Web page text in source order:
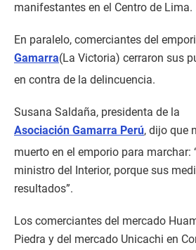
manifestantes en el Centro de Lima.
En paralelo, comerciantes del
Gamarra(La Victoria) cerraron sus
en contra de la delincuencia.
Susana Saldaña, presidenta de la
Asociación Gamarra Perú, dijo que
muerto en el emporio para marchar:
ministro del Interior, porque sus
resultados”.
Los comerciantes del mercado
Piedra y del mercado Unicachi en